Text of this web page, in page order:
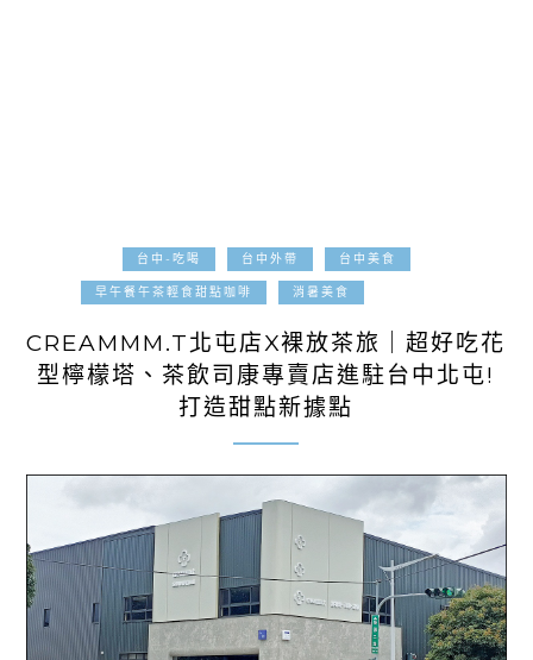
台中-吃喝 台中外帶 台中美食
早午餐午茶輕食甜點咖啡 消暑美食
CREAMMM.T北屯店X裸放茶旅｜超好吃花
型檸檬塔、茶飲司康專賣店進駐台中北屯!
打造甜點新據點